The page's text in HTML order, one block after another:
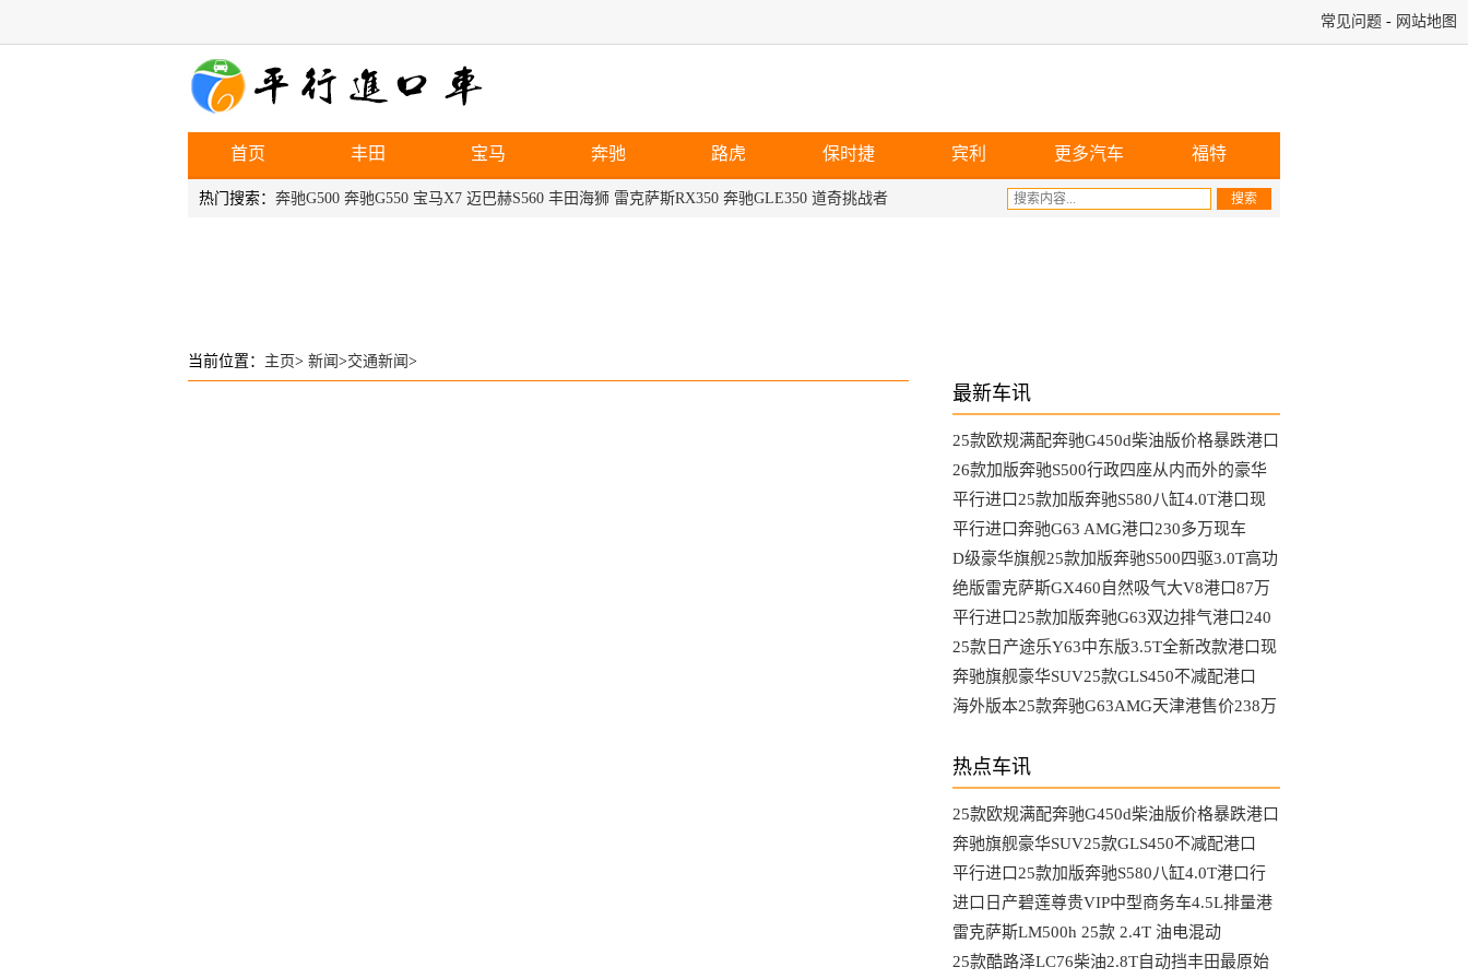
常见问题 - 网站地图
首页 丰田 宝马 奔驰 路虎 保时捷 宾利 更多汽车 福特
热门搜索： 奔驰G500 奔驰G550 宝马X7 迈巴赫S560 丰田海狮 雷克萨斯RX350 奔驰GLE350 道奇挑战者
当前位置： 主页> 新闻 >交通新闻 >
最新车讯
25款欧规满配奔驰G450d柴油版价格暴跌港口
热销
26款加版奔驰S500行政四座从内而外的豪华
平行进口25款加版奔驰S580八缸4.0T港口现
车166万起
平行进口奔驰G63 AMG港口230多万现车
D级豪华旗舰25款加版奔驰S500四驱3.0T高功
率最大优惠幅度
绝版雷克萨斯GX460自然吸气大V8港口87万
处理
平行进口25款加版奔驰G63双边排气港口240
万起
25款日产途乐Y63中东版3.5T全新改款港口现
车
奔驰旗舰豪华SUV25款GLS450不减配港口
106万现车
海外版本25款奔驰G63AMG天津港售价238万
热点车讯
25款欧规满配奔驰G450d柴油版价格暴跌港口
热销
奔驰旗舰豪华SUV25款GLS450不减配港口
106万现车
平行进口25款加版奔驰S580八缸4.0T港口行
情158万起
进口日产碧莲尊贵VIP中型商务车4.5L排量港
口现车
雷克萨斯LM500h 25款 2.4T 油电混动
Executive 6座149...
25款酷路泽LC76柴油2.8T自动挡丰田最原始